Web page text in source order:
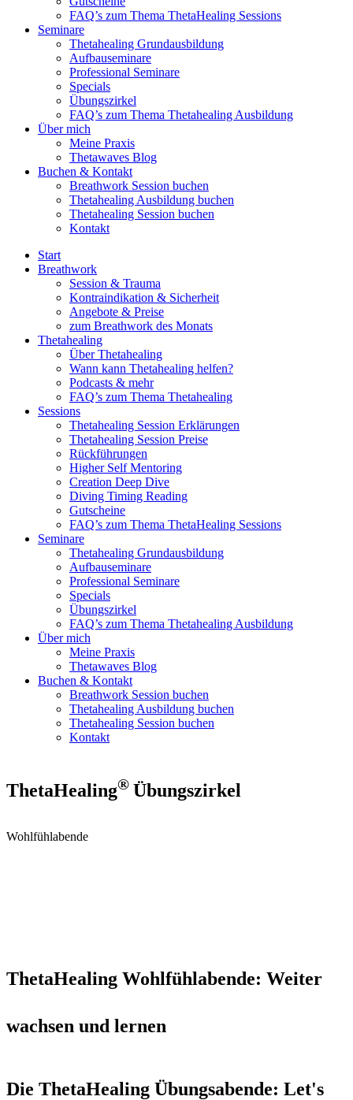
FAQ’s zum Thema ThetaHealing Sessions
Seminare
Thetahealing Grundausbildung
Aufbauseminare
Professional Seminare
Specials
Übungszirkel
FAQ’s zum Thema Thetahealing Ausbildung
Über mich
Meine Praxis
Thetawaves Blog
Buchen & Kontakt
Breathwork Session buchen
Thetahealing Ausbildung buchen
Thetahealing Session buchen
Kontakt
Start
Breathwork
Session & Trauma
Kontraindikation & Sicherheit
Angebote & Preise
zum Breathwork des Monats
Thetahealing
Über Thetahealing
Wann kann Thetahealing helfen?
Podcasts & mehr
FAQ’s zum Thema Thetahealing
Sessions
Thetahealing Session Erklärungen
Thetahealing Session Preise
Rückführungen
Higher Self Mentoring
Creation Deep Dive
Diving Timing Reading
Gutscheine
FAQ’s zum Thema ThetaHealing Sessions
Seminare
Thetahealing Grundausbildung
Aufbauseminare
Professional Seminare
Specials
Übungszirkel
FAQ’s zum Thema Thetahealing Ausbildung
Über mich
Meine Praxis
Thetawaves Blog
Buchen & Kontakt
Breathwork Session buchen
Thetahealing Ausbildung buchen
Thetahealing Session buchen
Kontakt
ThetaHealing® Übungszirkel
Wohlfühlabende
ThetaHealing Wohlfühlabende: Weiter
wachsen und lernen
Die ThetaHealing Übungsabende: Let's